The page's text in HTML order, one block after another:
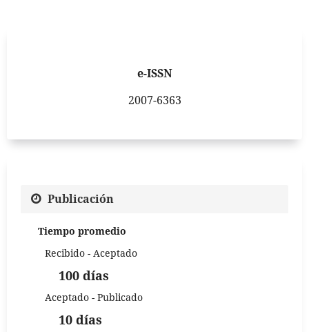
e-ISSN
2007-6363
Publicación
Tiempo promedio
Recibido - Aceptado
100 días
Aceptado - Publicado
10 días